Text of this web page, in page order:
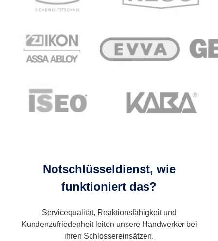
Notschlüsseldienst, wie
funktioniert das?
Servicequalität, Reaktionsfähigkeit und
Kundenzufriedenheit leiten unsere Handwerker bei
ihren Schlossereinsätzen.